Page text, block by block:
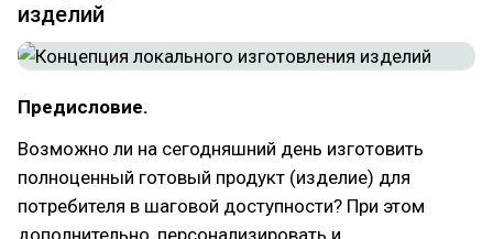
изделий
Предисловие.
Возможно ли на сегодняшний день изготовить
полноценный готовый продукт (изделие) для
потребителя в шаговой доступности? При этом
дополнительно, персонализировать и